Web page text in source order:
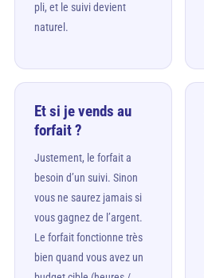
pli, et le suivi devient
naturel.
Et si je vends au
forfait ?
Justement, le forfait a
besoin d’un suivi. Sinon
vous ne saurez jamais si
vous gagnez de l’argent.
Le forfait fonctionne très
bien quand vous avez un